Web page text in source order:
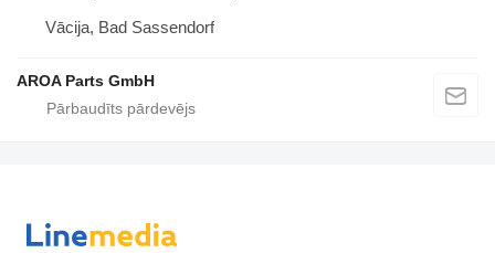
Vācija, Bad Sassendorf
AROA Parts GmbH